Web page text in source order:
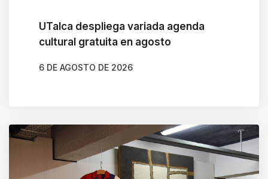
UTalca despliega variada agenda
cultural gratuita en agosto
6 DE AGOSTO DE 2026